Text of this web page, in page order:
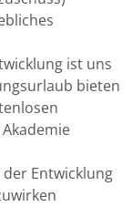
ist uns
bieten
Entwicklung